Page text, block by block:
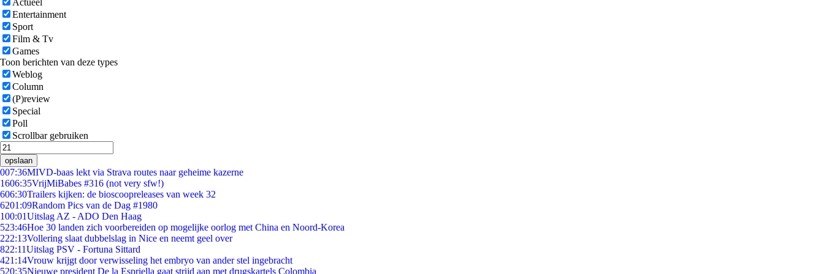
Actueel
Entertainment
Sport
Film & Tv
Games
Toon berichten van deze types
Weblog
Column
(P)review
Special
Poll
Scrollbar gebruiken
opslaan
007:36MIVD-baas lekt via Strava routes naar geheime kazerne
1606:35VrijMiBabes #316 (not very sfw!)
606:30Trailers kijken: de bioscoopreleases van week 32
6201:09Random Pics van de Dag #1980
100:01Uitslag AZ - ADO Den Haag
523:46Hoe 30 landen zich voorbereiden op mogelijke oorlog met China en Noord-Korea
222:13Vollering slaat dubbelslag in Nice en neemt geel over
822:11Uitslag PSV - Fortuna Sittard
421:14Vrouw krijgt door verwisseling het embryo van ander stel ingebracht
520:35Nieuwe president De la Espriella gaat strijd aan met drugskartels Colombia